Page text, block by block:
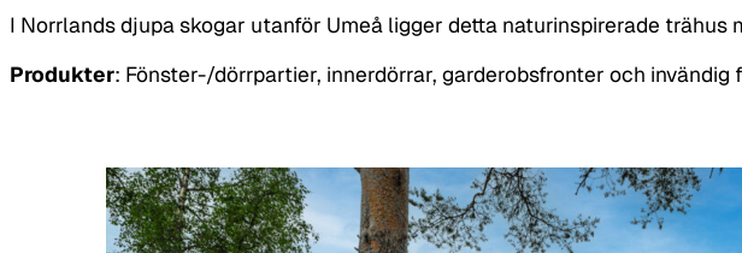
I Norrlands djupa skogar utanför Umeå ligger detta naturinspirerade trähus
Produkter: Fönster-/dörrpartier, innerdörrar, garderobsfronter och invändig